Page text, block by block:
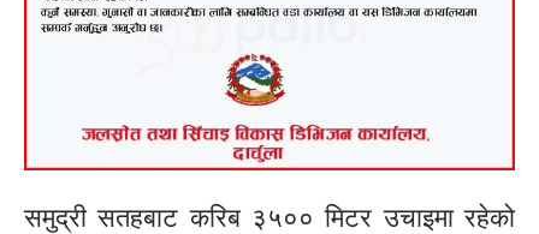
समुद्री सतहबाट करिब ३५०० मिटर उचाइमा रहेको